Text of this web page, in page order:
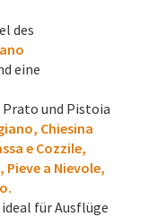
des
eine
und Pistoia
Chiesina
e Cozzile,
a Nievole,
für Ausflüge